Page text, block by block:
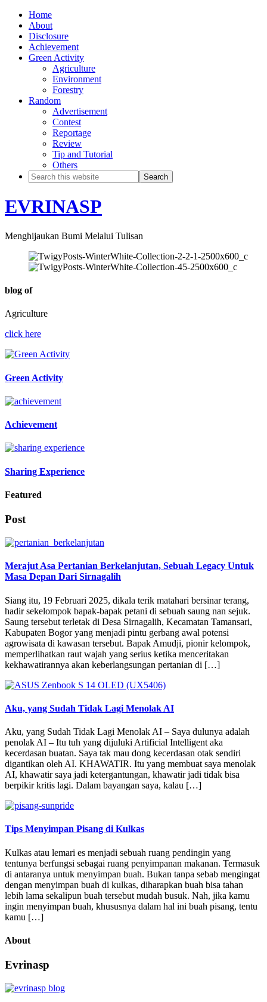
Home
About
Disclosure
Achievement
Green Activity
Agriculture
Environment
Forestry
Random
Advertisement
Contest
Reportage
Review
Tip and Tutorial
Others
EVRINASP
Menghijaukan Bumi Melalui Tulisan
blog of
Agriculture
click here
Green Activity
Achievement
Sharing Experience
Featured
Post
Merajut Asa Pertanian Berkelanjutan, Sebuah Legacy Untuk
Masa Depan Dari Sirnagalih
Siang itu, 19 Februari 2025, dikala terik matahari bersinar terang,
hadir sekelompok bapak-bapak petani di sebuah saung nan sejuk.
Saung tersebut terletak di Desa Sirnagalih, Kecamatan Tamansari,
Kabupaten Bogor yang menjadi pintu gerbang awal potensi
agrowisata di kawasan tersebut. Bapak Amudji, pionir kelompok,
memperlihatkan raut wajah yang serius ketika menceritakan
kekhawatirannya akan keberlangsungan pertanian di […]
Aku, yang Sudah Tidak Lagi Menolak AI
Aku, yang Sudah Tidak Lagi Menolak AI – Saya dulunya adalah
penolak AI – Itu tuh yang dijuluki Artificial Intelligent aka
kecerdasan buatan. Saya tak mau dong kecerdasan otak sendiri
digantikan oleh AI. KHAWATIR. Itu yang membuat saya menolak
AI, khawatir saya jadi ketergantungan, khawatir jadi tidak bisa
berpikir kritis lagi. Dalam bayangan saya, kalau […]
Tips Menyimpan Pisang di Kulkas
Kulkas atau lemari es menjadi sebuah ruang pendingin yang
tentunya berfungsi sebagai ruang penyimpanan makanan. Termasuk
di antaranya untuk menyimpan buah. Bukan tanpa sebab mengingat
dengan menyimpan buah di kulkas, diharapkan buah bisa tahan
lebih lama sekalipun buah tersebut mudah busuk. Nah, jika kamu
ingin menyimpan buah, khususnya dalam hal ini buah pisang, tentu
kamu […]
About
Evrinasp